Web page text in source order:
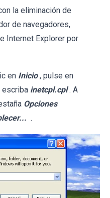
la eliminación de
de navegadores,
Internet Explorer por
en Inicio , pulse en
escriba inetcpl.cpl . A
Opciones
.